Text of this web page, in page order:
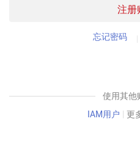
注册
忘记密码
使用其他
IAM用户 | 更